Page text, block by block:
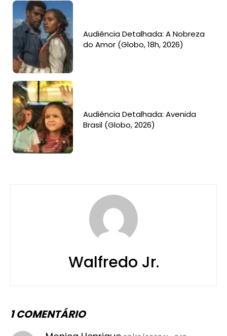
Audiência Detalhada: A Nobreza
do Amor (Globo, 18h, 2026)
Audiência Detalhada: Avenida
Brasil (Globo, 2026)
Walfredo Jr.
1 COMENTÁRIO